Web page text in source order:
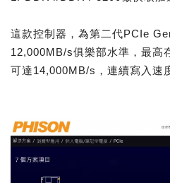
這款控制器，為第二代PCIe
12,000MB/s俱樂部水準，最高
可達14,000MB/s，連續寫入速